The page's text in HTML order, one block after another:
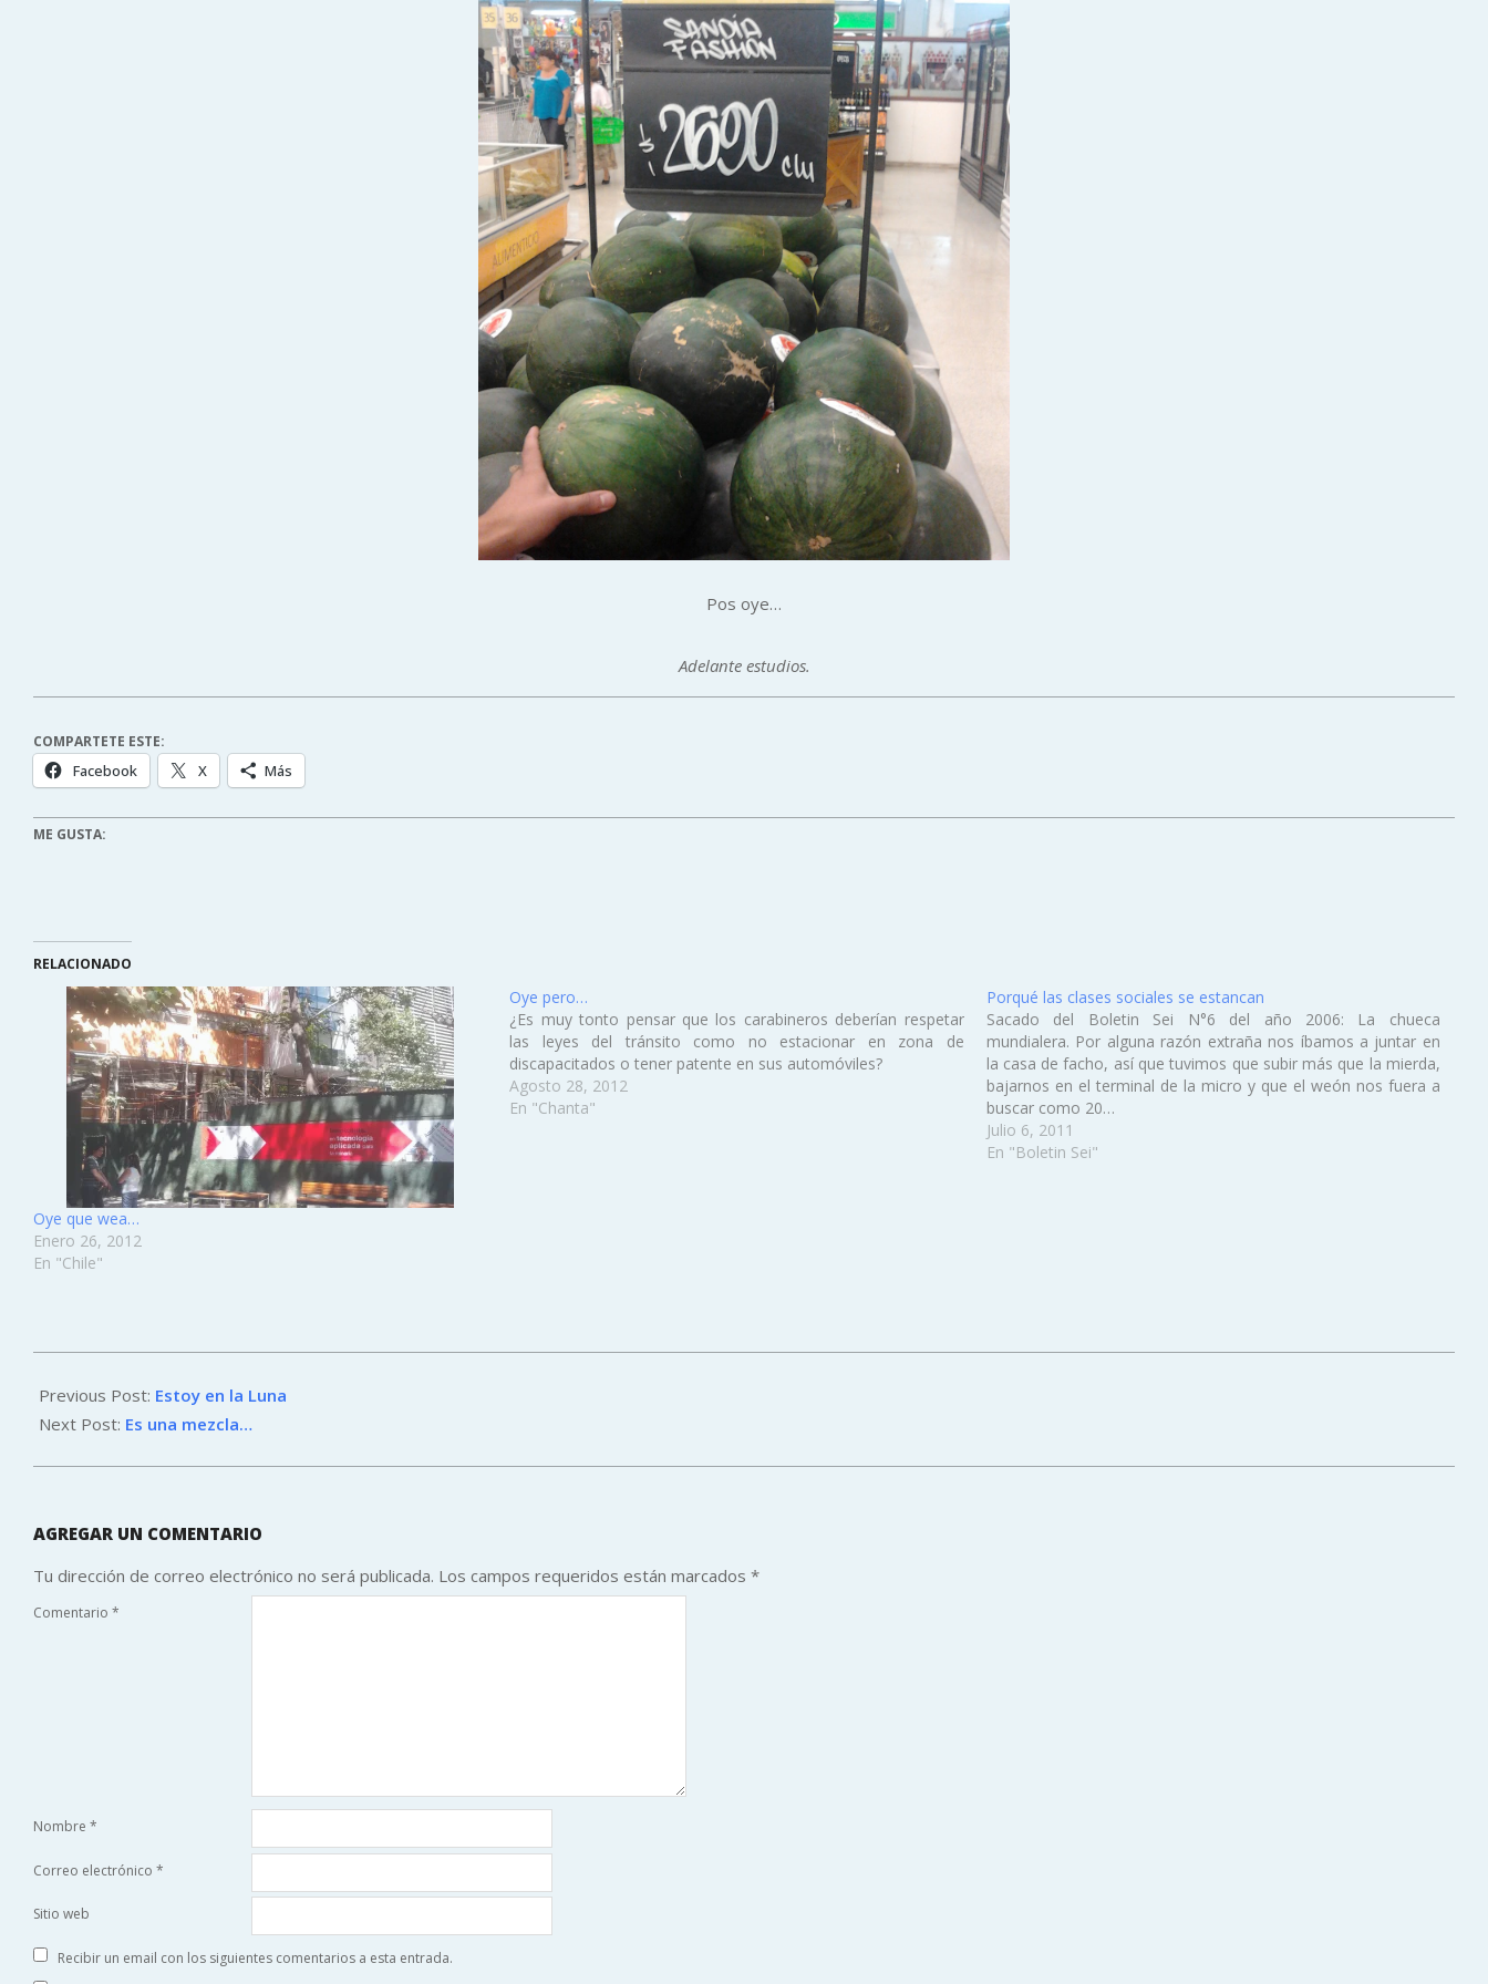
Pos oye…
Adelante estudios.
COMPARTETE ESTE:
Facebook X Más
ME GUSTA:
RELACIONADO
Oye que wea…
Enero 26, 2012
En "Chile"
Oye pero…
¿Es muy tonto pensar que los carabineros deberían respetar
las leyes del tránsito como no estacionar en zona de
discapacitados o tener patente en sus automóviles?
Agosto 28, 2012
En "Chanta"
Porqué las clases sociales se estancan
Sacado del Boletin Sei N°6 del año 2006: La chueca
mundialera. Por alguna razón extraña nos íbamos a juntar en
la casa de facho, así que tuvimos que subir más que la mierda,
bajarnos en el terminal de la micro y que el weón nos fuera a
buscar como 20…
Julio 6, 2011
En "Boletin Sei"
02-
02
Previous Post: Estoy en la Luna
Next Post: Es una mezcla…
AGREGAR UN COMENTARIO
Tu dirección de correo electrónico no será publicada. Los campos requeridos están marcados *
Comentario *
Nombre *
Correo electrónico *
Sitio web
Recibir un email con los siguientes comentarios a esta entrada.